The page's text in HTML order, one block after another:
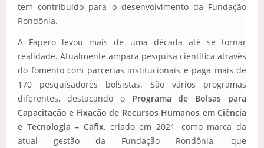
tem contribuído para o desenvolvimento da Fundação
Rondônia.
A Fapero levou mais de uma década até se tornar
realidade. Atualmente ampara pesquisa científica através
do fomento com parcerias institucionais e paga mais de
170 pesquisadores bolsistas. São vários programas
diferentes, destacando o Programa de Bolsas para
Capacitação e Fixação de Recursos Humanos em Ciência
e Tecnologia – Cafix, criado em 2021, como marca da
atual gestão da Fundação Rondônia, que